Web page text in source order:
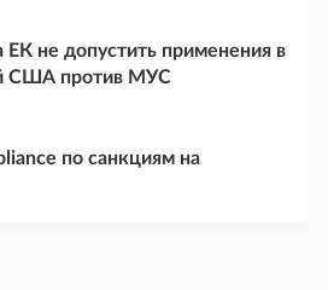
ЕК не допустить применения в
США против МУС
по санкциям на